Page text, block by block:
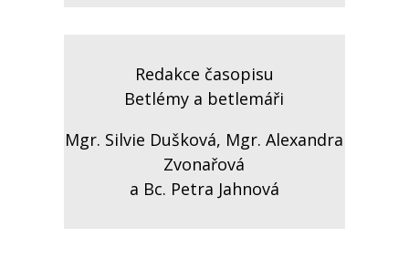
Redakce časopisu
Betlémy a betlemáři
Mgr. Silvie Dušková, Mgr. Alexandra
Zvonařová
a Bc. Petra Jahnová